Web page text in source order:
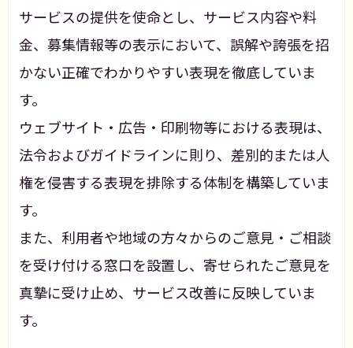
サービスの提供を使命とし、サービス内容や料
金、募集情報等の表示において、誤解や誇張を招
かない正確でわかりやすい表現を徹底していま
す。
ウェブサイト・広告・印刷物等における表現は、
法令およびガイドラインに則り、差別的または人
権を侵害する表現を排除する体制を構築していま
す。
また、利用者や地域の方々からのご意見・ご相談
を受け付ける窓口を設置し、寄せられたご意見を
真摯に受け止め、サービス改善に反映していま
す。